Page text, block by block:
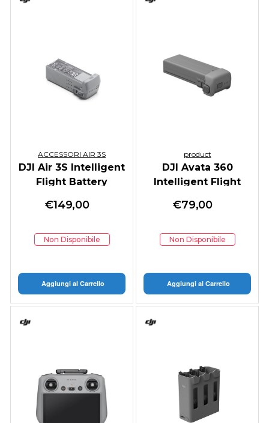
ACCESSORI AIR 3S
DJI Air 3S Intelligent
Flight Battery
€149,00
Non Disponibile
Aggiungi al Carrello
product
DJI Avata 360
Intelligent Flight
€79,00
Non Disponibile
Aggiungi al Carrello